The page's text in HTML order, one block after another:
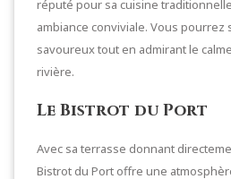
réputé pour sa cuisine
ambiance conviviale. Vous pourrez
savoureux tout en admirant le
rivière.
Le Bistrot du Port
Avec sa terrasse donnant
Bistrot du Port offre une